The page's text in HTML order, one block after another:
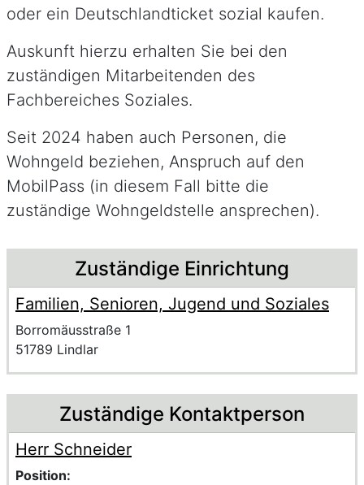
oder ein Deutschlandticket sozial kaufen.
Auskunft hierzu erhalten Sie bei den
zuständigen Mitarbeitenden des
Fachbereiches Soziales.
Seit 2024 haben auch Personen, die
Wohngeld beziehen, Anspruch auf den
MobilPass (in diesem Fall bitte die
zuständige Wohngeldstelle ansprechen).
Beschreibung
Zuständige Einrichtung
Name der Einrichtung
Familien, Senioren, Jugend und Soziales
Anschrift der Einrichtung
Strasse und Hausnummer
Borromäusstraße 1
PLZ und Ort
51789 Lindlar
Zuständige Kontaktperson
Beschreibung der zuständigen KontaktpersonHerr
Voller Name:
Herr Schneider
Position: